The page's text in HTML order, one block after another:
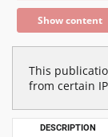
Show content
This
from certain
DESCRIPTION